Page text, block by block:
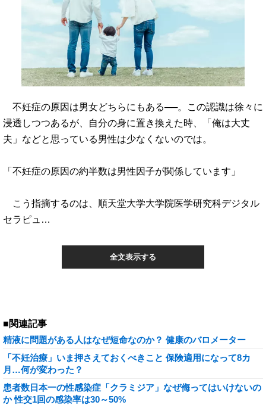
不妊症の原因は男女どちらにもある──。この認識は徐々に
浸透しつつあるが、自分の身に置き換えた時、「俺は大丈
夫」などと思っている男性は少なくないのでは。
「不妊症の原因の約半数は男性因子が関係しています」
こう指摘するのは、順天堂大学大学院医学研究科デジタル
セラピュ…
全文表示する
■関連記事
精液に問題がある人はなぜ短命なのか？ 健康のバロメーター
「不妊治療」いま押さえておくべきこと 保険適用になって8カ
月…何が変わった？
患者数日本一の性感染症「クラミジア」なぜ侮ってはいけないの
か 性交1回の感染率は30～50%